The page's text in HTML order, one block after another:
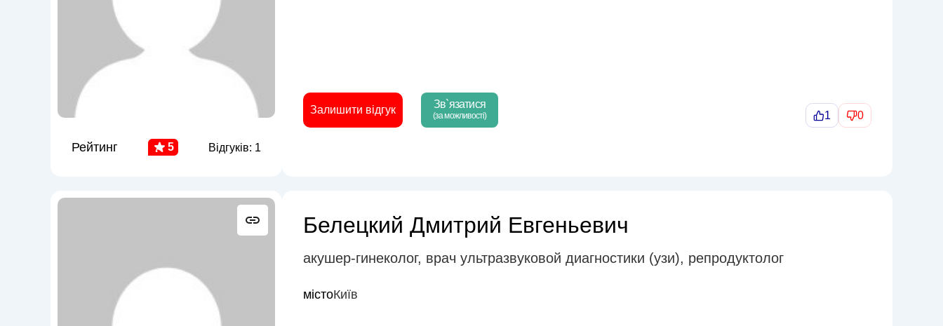
Рейтинг 5 Відгуків: 1
Залишити відгук Зв`язатися
(за можливості) 1 0
Белецкий Дмитрий Евгеньевич
акушер-гинеколог, врач ультразвуковой диагностики (узи), репродуктолог
містоКиїв